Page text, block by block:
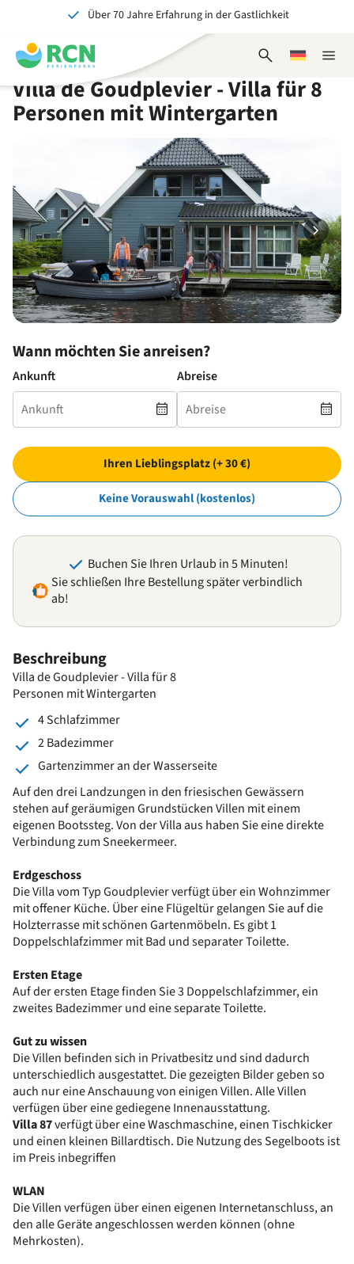
springen
springen
springen
springen
Über 70 Jahre Erfahrung in der Gastlichkeit
Ein tolles Erlebnis für Jung und Alt
Suchformular
Wählen
eine
Villa de Goudplevier - Villa für 8
Personen mit Wintergarten
Beschreibung
Villa de Goudplevier - Villa für 8
Personen mit Wintergarten
4 Schlafzimmer
2 Badezimmer
Gartenzimmer an der Wasserseite
Auf den drei Landzungen in den friesischen Gewässern
stehen auf geräumigen Grundstücken Villen mit einem
eigenen Bootssteg. Von der Villa aus haben Sie eine direkte
Verbindung zum Sneekermeer.
Erdgeschoss
Die Villa vom Typ Goudplevier verfügt über ein Wohnzimmer
mit offener Küche. Über eine Flügeltür gelangen Sie auf die
Holzterrasse mit schönen Gartenmöbeln. Es gibt 1
Doppelschlafzimmer mit Bad und separater Toilette.
Ersten Etage
Auf der ersten Etage finden Sie 3 Doppelschlafzimmer, ein
zweites Badezimmer und eine separate Toilette.
Gut zu wissen
Die Villen befinden sich in Privatbesitz und sind dadurch
unterschiedlich ausgestattet. Die gezeigten Bilder geben so
auch nur eine Anschauung von einigen Villen. Alle Villen
verfügen über eine gediegene Innenausstattung.
Villa 87verfügt über eine Waschmaschine, einen Tischkicker
und einen kleinen Billardtisch. Die Nutzung des Segelboots ist
im Preis inbegriffen
WLAN
Die Villen verfügen über einen eigenen Internetanschluss, an
den alle Geräte angeschlossen werden können (ohne
Mehrkosten).
Wann möchten Sie anreisen?
Ankunft Abreise
Ihren Lieblingsplatz (+ 30 €)
Keine Vorauswahl (kostenlos)
Buchen Sie Ihren Urlaub in 5 Minuten!
Sie schließen Ihre Bestellung später verbindlich
ab!